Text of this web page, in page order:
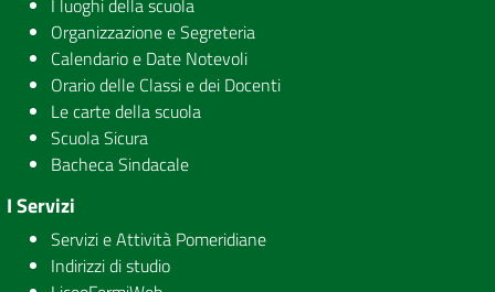
I luoghi della scuola
Organizzazione e Segreteria
Calendario e Date Notevoli
Orario delle Classi e dei Docenti
Le carte della scuola
Scuola Sicura
Bacheca Sindacale
I Servizi
Servizi e Attività Pomeridiane
Indirizzi di studio